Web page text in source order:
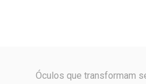
Óculos que transformam